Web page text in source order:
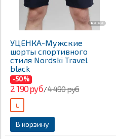
УЦЕНКА-Мужские
шорты спортивного
стиля Nordski Travel
black
-50%
2 190 руб/4 490 руб
В корзину
L